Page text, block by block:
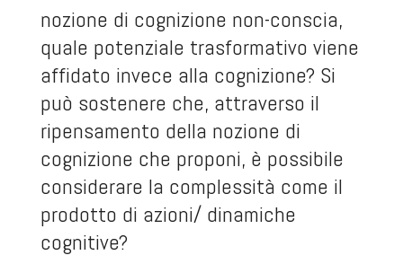
nozione di cognizione non-conscia,
quale potenziale trasformativo viene
affidato invece alla cognizione? Si
può sostenere che, attraverso il
ripensamento della nozione di
cognizione che proponi, è possibile
considerare la complessità come il
prodotto di azioni/ dinamiche
cognitive?